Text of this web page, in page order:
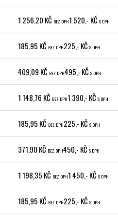
1 256,20 KČ BEZ DPH1 520,- KČS DPH
185,95 KČ BEZ DPH225,- KČS DPH
409,09 KČ BEZ DPH495,- KČS DPH
1 148,76 KČ BEZ DPH1 390,- KČS DPH
185,95 KČ BEZ DPH225,- KČS DPH
371,90 KČ BEZ DPH450,- KČS DPH
1 198,35 KČ BEZ DPH1 450,- KČS DPH
185,95 KČ BEZ DPH225,- KČS DPH